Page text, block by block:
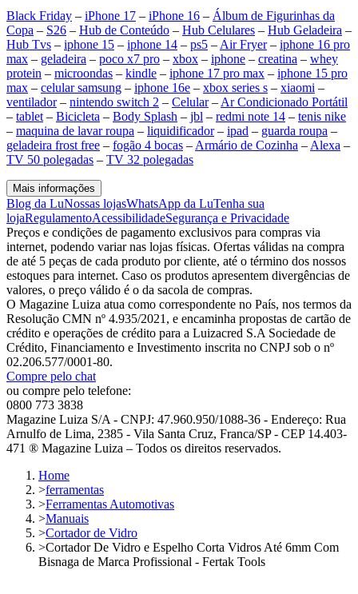
Black Friday – iPhone 17 – iPhone 16 – Álbum de Figurinhas da
Copa – S26 – Hub de Conteúdo – Hub Celulares – Hub Geladeira –
Hub Tvs – iphone 15 – iphone 14 – ps5 – Air Fryer– iphone 16 pro
max – geladeira – poco x7 pro – xbox – iphone – creatina – whey
protein – microondas – kindle – iphone 17 pro max – iphone 15 pro
max – celular samsung – iphone 16e – xbox series s – xiaomi –
ventilador– nintendo switch 2 – Celular– Ar Condicionado Portátil
– tablet – Bicicleta – Body Splash – jbl – redmi note 14 – tenis nike
– maquina de lavar roupa – liquidificador– ipad – guarda roupa –
geladeira frost free – fogão 4 bocas – Armário de Cozinha – Alexa –
TV 50 polegadas – TV 32 polegadas
Mais informações
Blog da LuNossas lojasWhatsApp da LuTenha sua
lojaRegulamentoAcessibilidadeSegurança e Privacidade
Preços e condições de pagamento exclusivos para compras via
internet, podendo variar nas lojas físicas. Ofertas válidas na compra
de até 5 peças de cada produto por cliente, até o término dos nossos
estoques para internet. Caso os produtos apresentem divergências de
valores, o preço válido é o da sacola de compras.
O Magazine Luiza atua como correspondente no País, nos termos da
Resolução CMN nº 4.935/2021, e encaminha propostas de cartão de
crédito e operações de crédito para a Luizacred S.A Sociedade de
Crédito, Financiamento e Investimento inscrita no CNPJ sob o nº
02.206.577/0001-80.
Compre pelo chat
ou compre pelo telefone:
0800 773 3838
Magazine Luiza S/A - CNPJ: 47.960.950/1088-36 - Endereço: Rua
Arnulfo de Lima, 2385 - Vila Santa Cruz, Franca/SP - CEP 14.403-
471 ® Magazine Luiza – Todos os direitos reservados.
Home
>ferramentas
>Ferramentas Automotivas
>Manuais
>Cortador de Vidro
>Cortador De Vidro e Espelho Corta Vidros Até 6mm Com
Bisnaga de Marca Profissional - Fertak Tools